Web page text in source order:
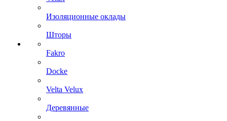
Изоляционные оклады
Шторы
Fakro
Docke
Velta Velux
Деревянные